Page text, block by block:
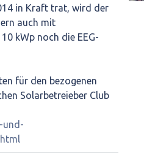
in Kraft trat, wird der
auch mit
kWp noch die EEG-
für den bezogenen
Solarbetreieber Club
und-